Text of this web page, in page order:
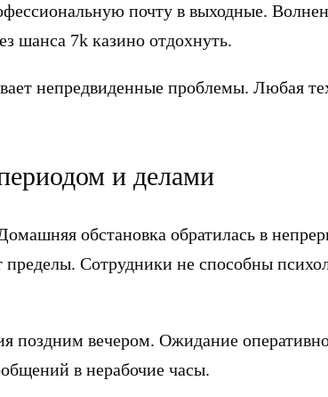
почту в выходные.
шанса 7k казино отдохнуть.
непредвиденные проблемы. Любая
и делами
обстановка обратилась в
Сотрудники не способны
поздним вечером. Ожидание
в нерабочие часы.